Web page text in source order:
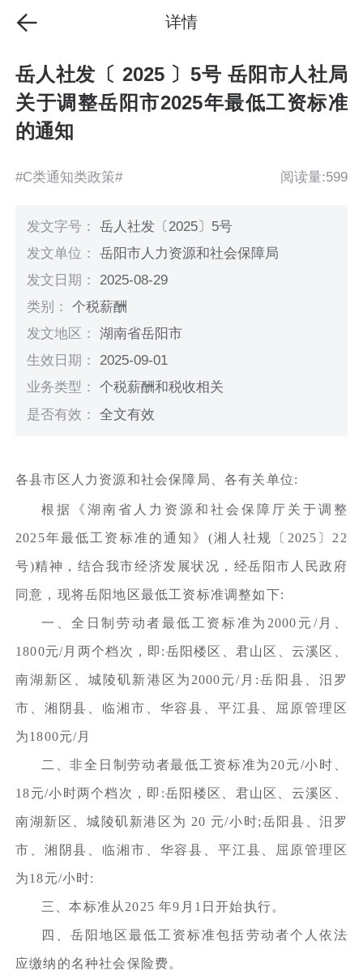
详情
岳人社发〔 2025 〕5号 岳阳市人社局
关于调整岳阳市2025年最低工资标准
的通知
#C类通知类政策# 阅读量:599
发文字号：岳人社发〔2025〕5号
发文单位：岳阳市人力资源和社会保障局
发文日期： 2025-08-29
类别：个税薪酬
发文地区：湖南省岳阳市
生效日期： 2025-09-01
业务类型：个税薪酬和税收相关
是否有效：全文有效
各县市区人力资源和社会保障局、各有关单位:
根据《湖南省人力资源和社会保障厅关于调整
2025年最低工资标准的通知》(湘人社规〔2025〕22
号)精神，结合我市经济发展状况，经岳阳市人民政府
同意，现将岳阳地区最低工资标准调整如下:
一、全日制劳动者最低工资标准为2000元/月、
1800元/月两个档次，即:岳阳楼区、君山区、云溪区、
南湖新区、城陵矶新港区为2000元/月:岳阳县、汨罗
市、湘阴县、临湘市、华容县、平江县、屈原管理区
为1800元/月
二、非全日制劳动者最低工资标准为20元/小时、
18元/小时两个档次，即:岳阳楼区、君山区、云溪区、
南湖新区、城陵矶新港区为 20 元/小时;岳阳县、汨罗
市、湘阴县、临湘市、华容县、平江县、屈原管理区
为18元/小时:
三、本标准从2025 年9月1日开始执行。
四、岳阳地区最低工资标准包括劳动者个人依法
应缴纳的名种社会保险费。